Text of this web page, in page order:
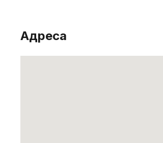
Адреса